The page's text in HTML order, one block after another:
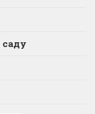
саду